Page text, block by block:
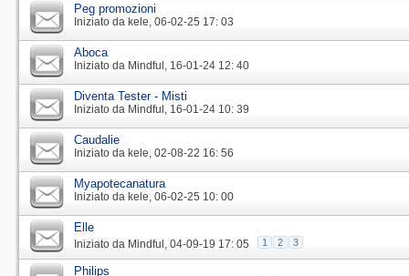
Peg promozioni
Iniziato da kele‎, 06-02-25 17: 03
Aboca
Iniziato da Mindful‎, 16-01-24 12: 40
Diventa Tester - Misti
Iniziato da Mindful‎, 16-01-24 10: 39
Caudalie
Iniziato da kele‎, 02-08-22 16: 56
Myapotecanatura
Iniziato da kele‎, 06-02-25 10: 00
Elle
Iniziato da Mindful‎, 04-09-19 17: 05 1 2 3
Philips